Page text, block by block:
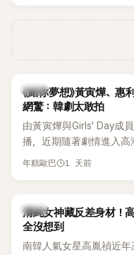
韓劇
《給你夢想》黃寅燁、
網驚：韓劇太敢拍
由黃寅燁與Girls' Day成
播，近期隨著劇情進入高
新播出的第8集不僅上演
年糕歐巴 1 天前
韓星
清純女神藏反差身材！
全沒想到
南韓人氣女星高胤禎近年